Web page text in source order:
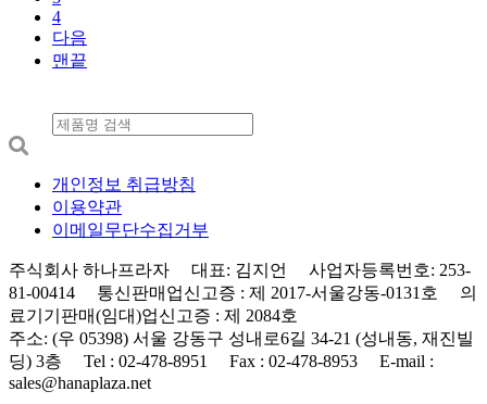
4
다음
맨끝
개인정보 취급방침
이용약관
이메일무단수집거부
주식회사 하나프라자 대표: 김지언 사업자등록번호: 253-
81-00414 통신판매업신고증 : 제 2017-서울강동-0131호 의
료기기판매(임대)업신고증 : 제 2084호
주소: (우 05398) 서울 강동구 성내로6길 34-21 (성내동, 재진빌
딩) 3층 Tel : 02-478-8951 Fax : 02-478-8953 E-mail :
sales@hanaplaza.net